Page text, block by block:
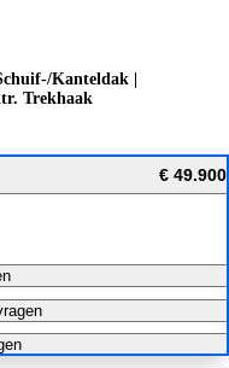
Kanteldak |
Trekhaak
€ 49.900